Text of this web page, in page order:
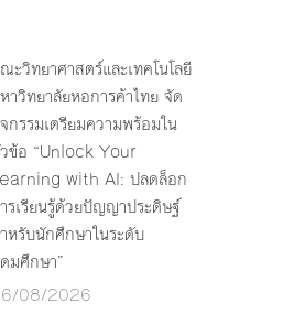
ะวิทยาศาสตร์และเทคโนโลยี
าวิทยาลัยหอการค้าไทย จัด
กรรมเตรียมความพร้อมใน
ข้อ “Unlock Your
with AI: ปลดล็อก
รเรียนรู้ด้วยปัญญาประดิษฐ์
หรับนักศึกษาในระดับ
มศึกษา”
08/2026